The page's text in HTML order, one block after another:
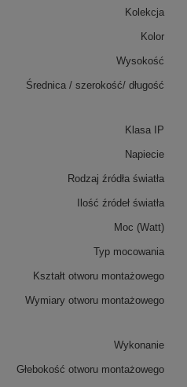
Kolekcja
Kolor
Wysokość
Średnica / szerokość/ długość
Klasa IP
Napiecie
Rodzaj źródła światła
Ilość źródeł światła
Moc (Watt)
Typ mocowania
Kształt otworu montażowego
Wymiary otworu montażowego
Wykonanie
Głebokość otworu montażowego